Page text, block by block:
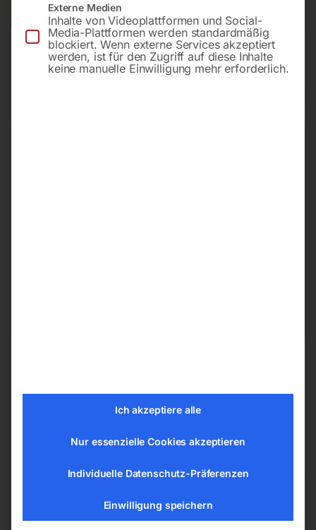
Andere Länder können abweichen.
Produktsicherheit
Ähnliche Produkte
Verbindungsleitung Ø
Absaugarm in
Externe Medien
Inhalte von Videoplattformen und Social-
Media-Plattformen werden standardmäßig
blockiert. Wenn externe Services akzeptiert
werden, ist für den Zugriff auf diese Inhalte
keine manuelle Einwilligung mehr erforderlich.
Ich akzeptiere alle
Nur essenzielle Cookies akzeptieren
Individuelle Datenschutz-Präferenzen
Einwilligung speichern